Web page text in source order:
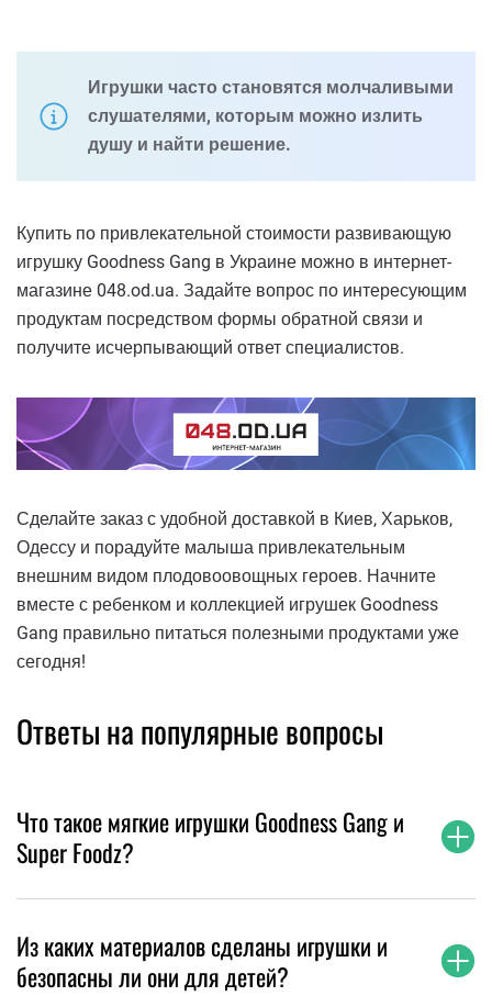
Игрушки часто становятся молчаливыми
слушателями, которым можно излить
душу и найти решение.
Купить по привлекательной стоимости развивающую
игрушку Goodness Gang в Украине можно в интернет-
магазине 048.od.ua. Задайте вопрос по интересующим
продуктам посредством формы обратной связи и
получите исчерпывающий ответ специалистов.
Сделайте заказ с удобной доставкой в Киев, Харьков,
Одессу и порадуйте малыша привлекательным
внешним видом плодовоовощных героев. Начните
вместе с ребенком и коллекцией игрушек Goodness
Gang правильно питаться полезными продуктами уже
сегодня!
Ответы на популярные вопросы
Что такое мягкие игрушки Goodness Gang и
Super Foodz?
Из каких материалов сделаны игрушки и
безопасны ли они для детей?